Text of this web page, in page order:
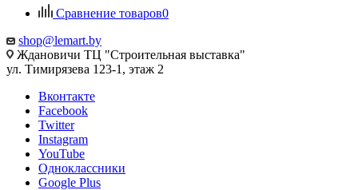
Сравнение товаров0
shop@lemart.by
Ждановичи ТЦ "Строительная выставка"
ул. Тимирязева 123-1, этаж 2
Вконтакте
Facebook
Twitter
Instagram
YouTube
Одноклассники
Google Plus